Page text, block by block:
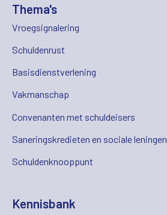
Thema's
Vroegsignalering
Schuldenrust
Basisdienstverlening
Vakmanschap
Convenanten met schuldeisers
Saneringskredieten en sociale leningen
Schuldenknooppunt
Kennisbank